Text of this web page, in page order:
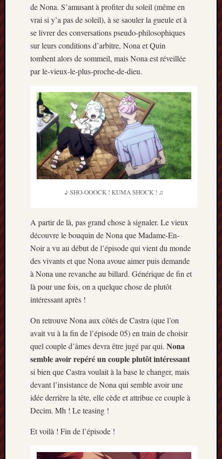
de Nona. S’amusant à profiter du soleil (même en
vrai si y’a pas de soleil), à se saouler la gueule et à
se livrer des conversations pseudo-philosophiques
sur leurs conditions d’arbitre, Nona et Quin
tombent alors de sommeil, mais Nona est réveillée
par le-vieux-le-plus-proche-de-dieu.
♪ SHO-OOOCK ! KUMA SHOCK ! ♫
A partir de là, pas grand chose à signaler. Le vieux
découvre le bouquin de Nona que Madame-En-
Noir a vu au début de l’épisode qui vient du monde
des vivants et que Nona avoue aimer puis demande
à Nona une revanche au billard. Générique de fin et
là pour une fois, on a quelque chose de plutôt
intéressant après !
On retrouve Nona aux côtés de Castra (que l’on
avait vu à la fin de l’épisode 05) en train de choisir
quel couple d’âmes devra être jugé par qui. Nona
semble avoir repéré un couple plutôt intéressant
si bien que Castra voulait à la base le changer, mais
devant l’insistance de Nona qui semble avoir une
idée derrière la tête, elle cède et attribue ce couple à
Decim. Mh ! Le teasing !
Et voilà ! Fin de l’épisode !